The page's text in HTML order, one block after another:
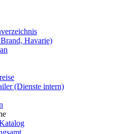
Havarie)
(Dienste intern)